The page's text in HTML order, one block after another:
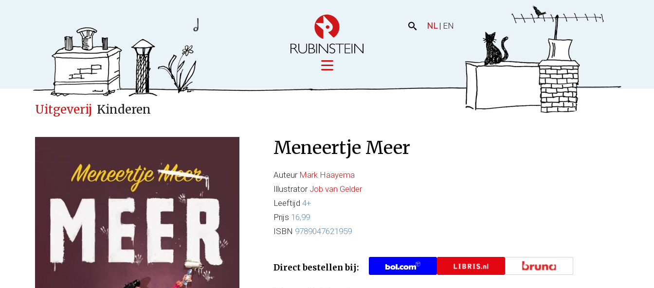
NL| EN
Uitgeverij
Kinderen
Volwassenen
Verwacht
Rechten
Samenwerken
Uw merk
Onze producties
Uitgeverij Kinderen
Meneertje Meer
Auteur Mark Haayema
Illustrator Job van Gelder
Leeftijd 4+
Prijs 16,99
ISBN 9789047621959
Direct bestellen bij: